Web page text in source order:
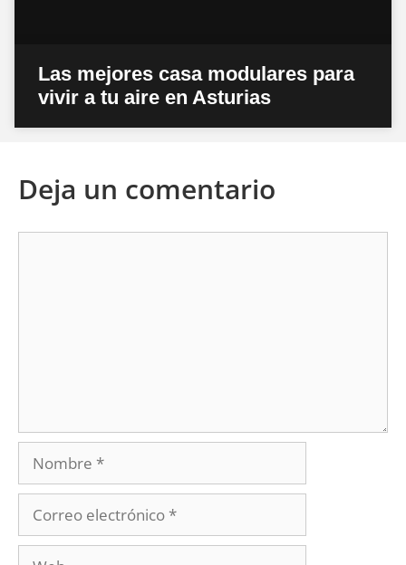
Las mejores casa modulares para
vivir a tu aire en Asturias
Deja un comentario